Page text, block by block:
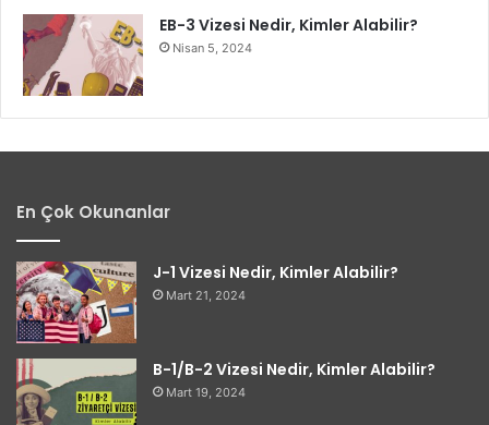
EB-3 Vizesi Nedir, Kimler Alabilir?
Nisan 5, 2024
En Çok Okunanlar
J-1 Vizesi Nedir, Kimler Alabilir?
Mart 21, 2024
B-1/B-2 Vizesi Nedir, Kimler Alabilir?
Mart 19, 2024